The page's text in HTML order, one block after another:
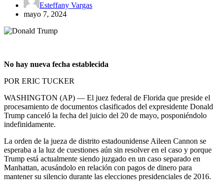
Esteffany Vargas
mayo 7, 2024
No hay nueva fecha establecida
POR ERIC TUCKER
WASHINGTON (AP) — El juez federal de Florida que preside el
procesamiento de documentos clasificados del expresidente Donald
Trump canceló la fecha del juicio del 20 de mayo, posponiéndolo
indefinidamente.
La orden de la jueza de distrito estadounidense Aileen Cannon se
esperaba a la luz de cuestiones aún sin resolver en el caso y porque
Trump está actualmente siendo juzgado en un caso separado en
Manhattan, acusándolo en relación con pagos de dinero para
mantener su silencio durante las elecciones presidenciales de 2016.